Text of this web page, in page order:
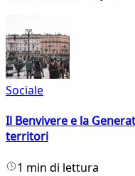
Sociale
Il Benvivere e la
territori
1 min di lettura